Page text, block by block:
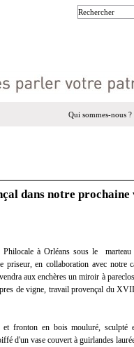
Qui sommes-nous ?
dans notre prochaine
Philocale à Orléans sous le
priseur, en collaboration avec notre
aux enchères un miroir à
de vigne, travail provençal du
et fronton en bois mouluré, sculpté
d'un vase couvert à guirlandes